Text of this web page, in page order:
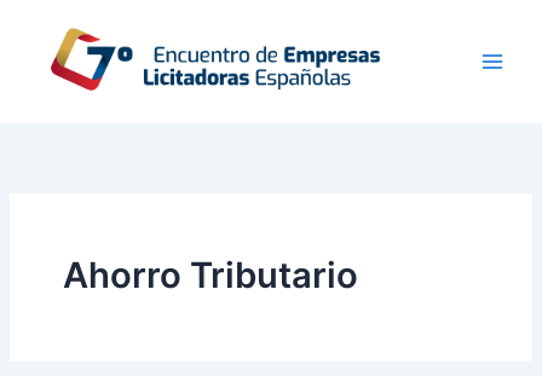
contenido
Ahorro Tributario